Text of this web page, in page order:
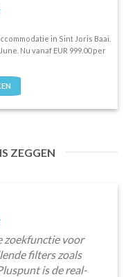
in Sint Joris Baai.
Nu vanaf EUR 999.00 per
ZEGGEN
zoekfunctie voor
filters zoals
is de real-